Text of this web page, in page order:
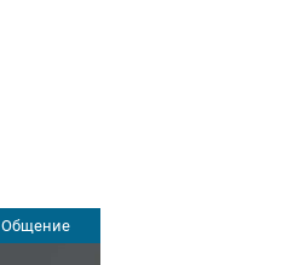
Общение